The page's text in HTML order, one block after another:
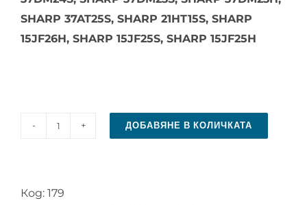
SHARP 37AT25S, SHARP 21HT15S, SHARP
15JF26H, SHARP 15JF25S, SHARP 15JF25H
количество
управление
ДОБАВЯНЕ В КОЛИЧКАТА
Код: 179